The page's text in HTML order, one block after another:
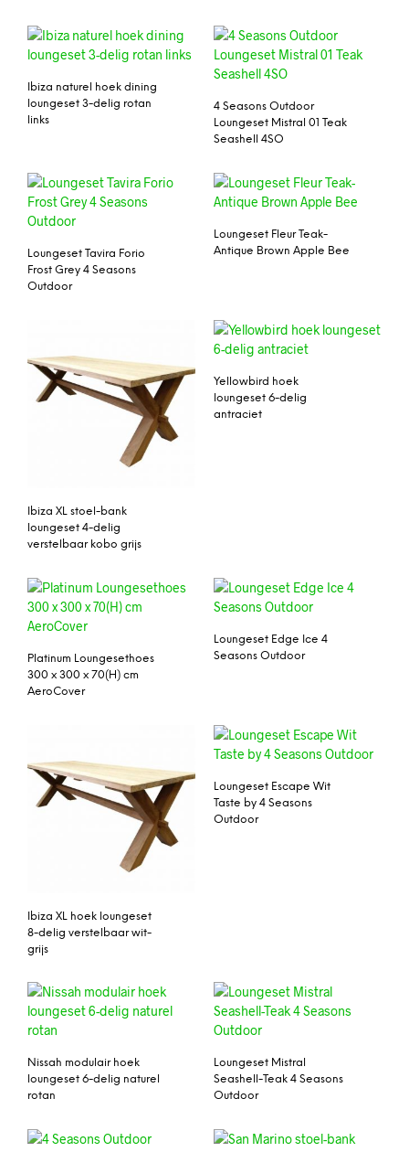
Ibiza naturel hoek dining
loungeset 3-delig rotan
links
4 Seasons Outdoor
Loungeset Mistral 01 Teak
Seashell 4SO
Loungeset Tavira Forio
Frost Grey 4 Seasons
Outdoor
Loungeset Fleur Teak-
Antique Brown Apple Bee
Ibiza XL stoel-bank
loungeset 4-delig
verstelbaar kobo grijs
Yellowbird hoek
loungeset 6-delig
antraciet
Platinum Loungesethoes
300 x 300 x 70(H) cm
AeroCover
Loungeset Edge Ice 4
Seasons Outdoor
Ibiza XL hoek loungeset
8-delig verstelbaar wit-
grijs
Loungeset Escape Wit
Taste by 4 Seasons
Outdoor
Nissah modulair hoek
loungeset 6-delig naturel
rotan
Loungeset Mistral
Seashell-Teak 4 Seasons
Outdoor